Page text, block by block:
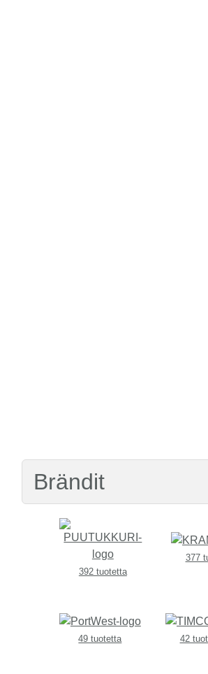
Brändit
392 tuotetta
377
49 tuotetta 42